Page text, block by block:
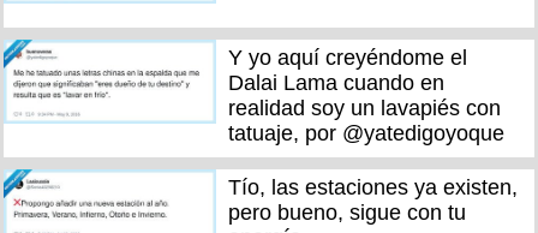
Y yo aquí creyéndome el
Dalai Lama cuando en
realidad soy un lavapiés con
tatuaje, por @yatedigoyoque
Tío, las estaciones ya existen,
pero bueno, sigue con tu